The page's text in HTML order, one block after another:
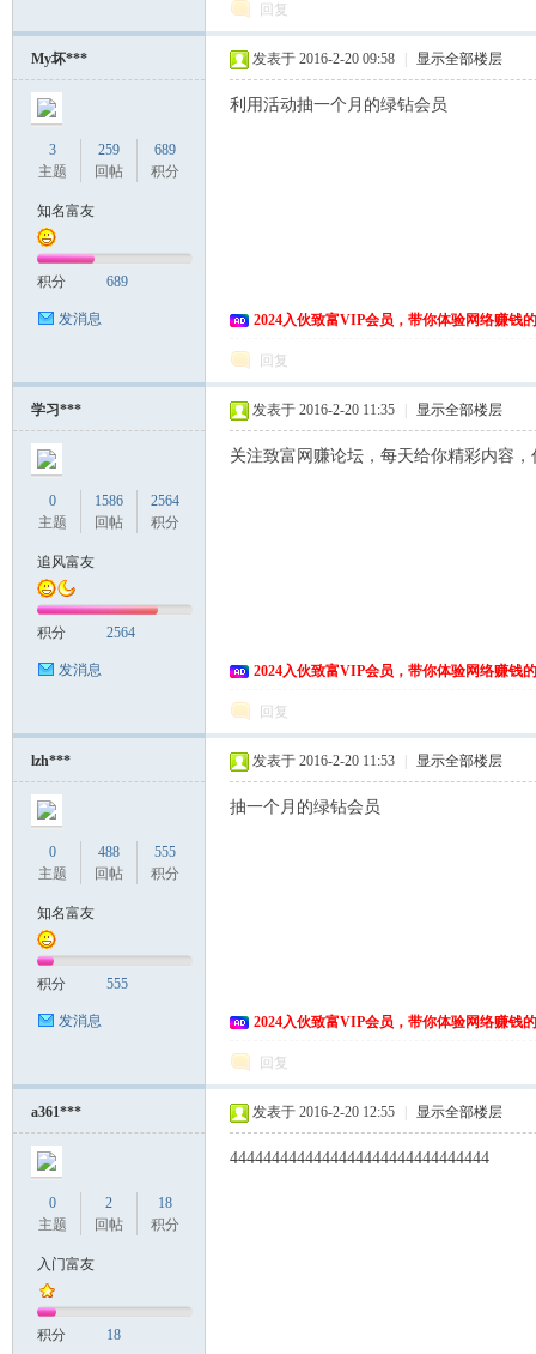
回复
My坏***
3
主题
259
回帖
689
积分
知名富友
积分 689
发消息
发表于 2016-2-20 09:58 显示全部楼层
利用活动抽一个月的绿钻会员
2024入伙致富VIP会员，带你体验网络赚钱
回复
学习***
0
主题
1586
回帖
2564
积分
追风富友
积分 2564
发消息
发表于 2016-2-20 11:35 显示全部楼层
关注致富网赚论坛，每天给你精彩内容
2024入伙致富VIP会员，带你体验网络赚钱
回复
lzh***
0
主题
488
回帖
555
积分
知名富友
积分 555
发消息
发表于 2016-2-20 11:53 显示全部楼层
抽一个月的绿钻会员
2024入伙致富VIP会员，带你体验网络赚钱
回复
a361***
0
主题
2
回帖
18
积分
入门富友
积分 18
发表于 2016-2-20 12:55 显示全部楼层
4444444444444444444444444444444